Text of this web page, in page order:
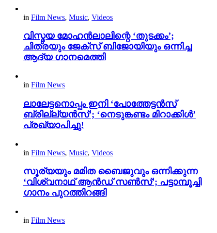
in Film News, Music, Videos
വിസ്മയ മോഹൻലാലിന്റെ ‘തുടക്കം’;
ചിത്രയും ജേക്സ് ബിജോയിയും ഒന്നിച്ച
ആദ്യ ഗാനമെത്തി
in Film News
ലാലേട്ടനൊപ്പം ഇനി ‘പോത്തേട്ടൻസ്
ബ്രില്ല്യൻസ്’; ‘നെടുങ്കണ്ടം മിറാക്കിൾ’
പ്രഖ്യാപിച്ചു!
in Film News, Music, Videos
സൂര്യയും മമിത ബൈജുവും ഒന്നിക്കുന്ന
‘വിശ്വനാഥ് ആൻഡ് സൺസ്’; പട്ടാമ്പൂച്ചി
ഗാനം പുറത്തിറങ്ങി
in Film News